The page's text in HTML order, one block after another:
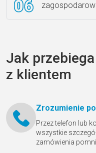
Jak
z klientem
Zrozumienie
Przez telefon lub
wszystkie
zamówienia